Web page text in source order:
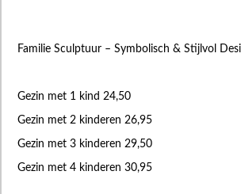
Familie Sculptuur – Symbolisch & Stijlvol
Gezin met 1 kind 24,50
Gezin met 2 kinderen 26,95
Gezin met 3 kinderen 29,50
Gezin met 4 kinderen 30,95